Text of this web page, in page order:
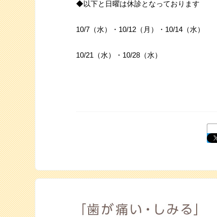
◆以下と日曜は休診となっております
10/7（水）・10/12（月）・10/14（水）
10/21（水）・10/28（水）